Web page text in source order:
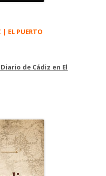
| EL PUERTO
de Cádiz en El